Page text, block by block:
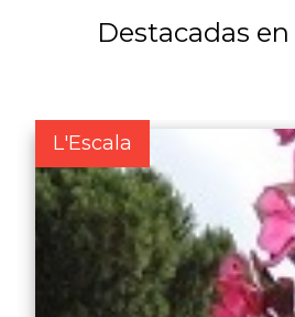
Destacadas
L'Escala